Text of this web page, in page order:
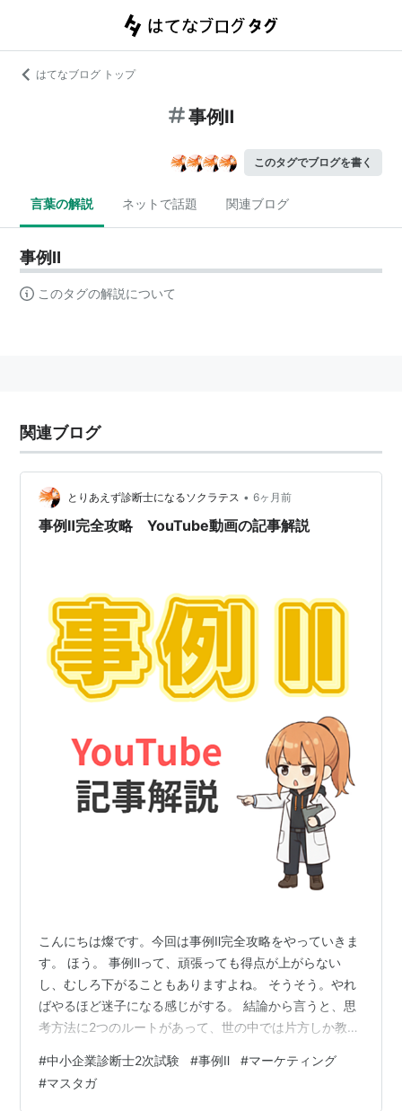
はてなブログ トップ
事例Ⅱ
このタグでブログを書く
言葉の解説 ネットで話題 関連ブログ
事例Ⅱ
このタグの解説について
関連ブログ
とりあえず診断士になるソクラテス • 6ヶ月前
事例Ⅱ完全攻略 YouTube動画の記事解説
こんにちは燦です。今回は事例Ⅱ完全攻略をやっていきま
す。 ほう。 事例Ⅱって、頑張っても得点が上がらない
し、むしろ下がることもありますよね。 そうそう。やれ
ばやるほど迷子になる感じがする。 結論から言うと、思
考方法に2つのルートがあって、世の中では片方しか教え
トある。これを知るだけで事例Ⅱの解像度が変わります⇩
■動画 youtu.be なぜ事例Ⅱは得点が安定しないのか 3つ
#中小企業診断士2次試験 #事例Ⅱ #マーケティング
#マスタガ